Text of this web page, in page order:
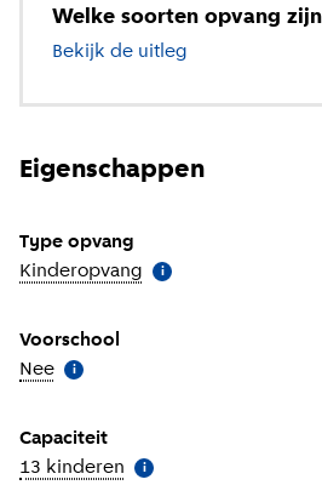
Welke soorten opvang
Bekijk de uitleg over
Eigenschappen
Type opvang
Kinderopvang Meer informatie
i
Voorschool
Nee Meer informatie
i
Capaciteit
13 kinderen Meer informatie
i